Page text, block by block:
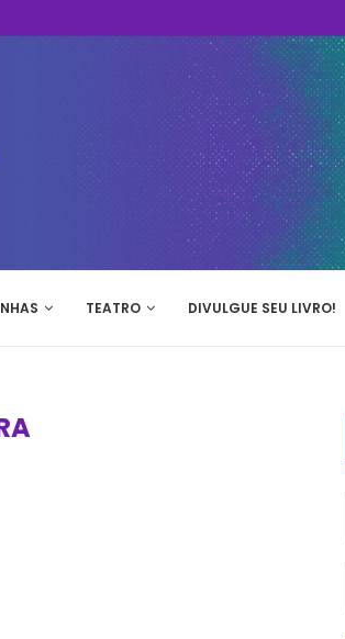
TEATRO DIVULGUE SEU LIVRO!